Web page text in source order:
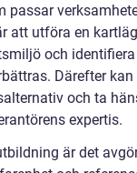
passar
att utföra en
och
Därefter
och ta
expertis.
är det